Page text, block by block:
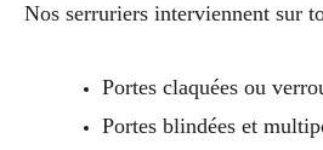
Nos serruriers interviennent sur
Portes claquées ou
Portes blindées et